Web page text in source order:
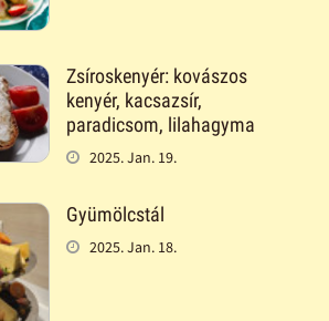
Zsíroskenyér: kovászos
kenyér, kacsazsír,
paradicsom, lilahagyma
2025. Jan. 19.
Gyümölcstál
2025. Jan. 18.